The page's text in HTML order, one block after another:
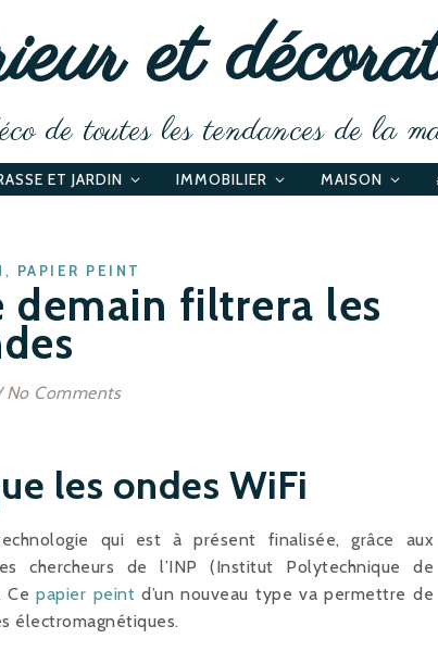
et
de toutes les tendances de la
ET JARDIN IMMOBILIER MAISON
, PAPIER PEINT
demain filtrera les
No Comments
les ondes WiFi
qui est à présent finalisée, grâce aux
chercheurs de l’INP (Institut Polytechnique de
Cepapier peint d’un nouveau type va permettre de
électromagnétiques.